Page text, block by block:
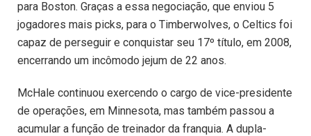
para Boston. Graças a essa negociação, que enviou 5
jogadores mais picks, para o Timberwolves, o Celtics foi
capaz de perseguir e conquistar seu 17º título, em 2008,
encerrando um incômodo jejum de 22 anos.
McHale continuou exercendo o cargo de vice-presidente
de operações, em Minnesota, mas também passou a
acumular a função de treinador da franquia. A dupla-